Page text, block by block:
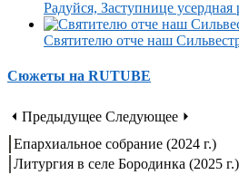
Радуйся, Заступнице усердная
Святителю отче наш
Сюжеты на RUTUBE
⏴ Предыдущее Следующее ⏵
Епархиальное собрание (2024 г.)
Литургия в селе Бородинка (2025 г.)